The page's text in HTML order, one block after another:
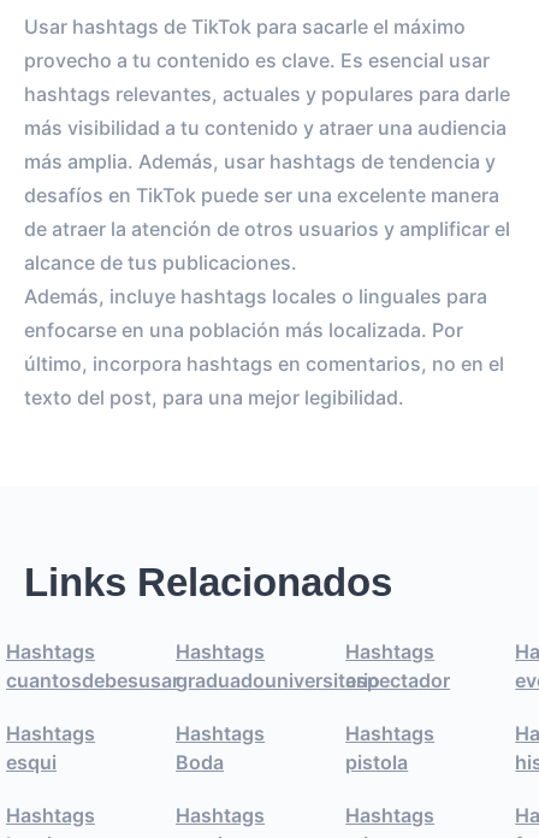
Usar hashtags de TikTok para sacarle el máximo
provecho a tu contenido es clave. Es esencial usar
hashtags relevantes, actuales y populares para darle
más visibilidad a tu contenido y atraer una audiencia
más amplia. Además, usar hashtags de tendencia y
desafíos en TikTok puede ser una excelente manera
de atraer la atención de otros usuarios y amplificar el
alcance de tus publicaciones.
Además, incluye hashtags locales o linguales para
enfocarse en una población más localizada. Por
último, incorpora hashtags en comentarios, no en el
texto del post, para una mejor legibilidad.
Links Relacionados
Hashtags
cuantosdebesusar
Hashtags
graduadouniversitario
Hashtags
espectador
Hashtags
esqui
Hashtags
Boda
Hashtags
pistola
Hashtags
Hashtags
Hashtags